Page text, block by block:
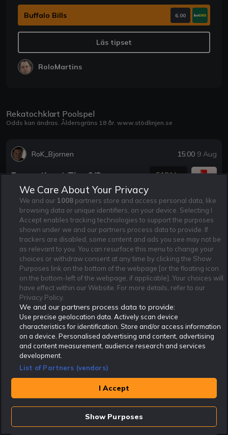
Buffalo Bills 6.00
Läs tipset
RoloMartins
Rekatochklart Poolspel
Odds kan ändras. Åldersgräns 18 år. www.stödlinjen.se
RoK_Bjornen 15:00 9 Aug
Europatipset Tips 9/8 5184 kr
RoK_Bjornen 15:00 9 Aug
Topptipset Tips 9/8 216 kr
Rekatochklart TV Visa mer
30MedRekat | MÅSTE-SPEL i Allsvenskan! |
Speltips & Analys
Vinnarcirkeln | V85 Trav 8/8 Östersund
We Care About Your Privacy
We and our 1008 partners store and access personal data, like
browsing data or unique identifiers, on your device. Selecting I
Accept enables tracking technologies to support the purposes
shown under we and our partners process data to provide. If
trackers are disabled, some content and ads you see may not be
as relevant to you. You can resurface this menu to change your
choices or withdraw consent at any time by clicking the Show
Purposes link on the bottom of the webpage [or the floating icon
on the bottom-left of the webpage, if applicable]. Your choices will
have effect within our Website. For more details, refer to our
Privacy Policy.
We and our partners process data to provide:
Use precise geolocation data. Actively scan device
characteristics for identification. Store and/or access information
on a device. Personalised advertising and content, advertising
and content measurement, audience research and services
development.
List of Partners (vendors)
I Accept
Show Purposes